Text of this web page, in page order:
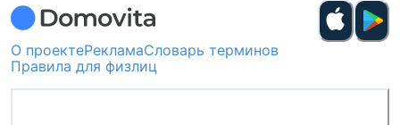
О проектеРекламаСловарь терминов
Правила для физлиц